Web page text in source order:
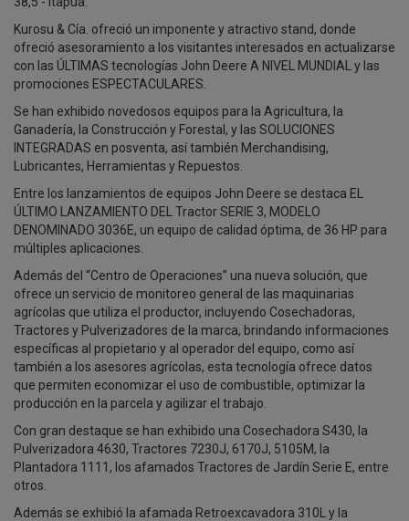
Kurosu & Cía. ofreció un imponente y atractivo stand, donde
ofreció asesoramiento a los visitantes interesados en actualizarse
con las ÚLTIMAS tecnologías John Deere A NIVEL MUNDIAL y las
promociones ESPECTACULARES.
Se han exhibido novedosos equipos para la Agricultura, la
Ganadería, la Construcción y Forestal, y las SOLUCIONES
INTEGRADAS en posventa, así también Merchandising,
Lubricantes, Herramientas y Repuestos.
Entre los lanzamientos de equipos John Deere se destaca EL
ÚLTIMO LANZAMIENTO DEL Tractor SERIE 3, MODELO
DENOMINADO 3036E, un equipo de calidad óptima, de 36 HP para
múltiples aplicaciones.
Además del “Centro de Operaciones” una nueva solución, que
ofrece un servicio de monitoreo general de las maquinarias
agrícolas que utiliza el productor, incluyendo Cosechadoras,
Tractores y Pulverizadores de la marca, brindando informaciones
específicas al propietario y al operador del equipo, como así
también a los asesores agrícolas, esta tecnología ofrece datos
que permiten economizar el uso de combustible, optimizar la
producción en la parcela y agilizar el trabajo.
Con gran destaque se han exhibido una Cosechadora S430, la
Pulverizadora 4630, Tractores 7230J, 6170J, 5105M, la
Plantadora 1111, los afamados Tractores de Jardín Serie E, entre
otros.
Además se exhibió la afamada Retroexcavadora 310L y la